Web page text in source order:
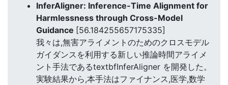
InferAligner: Inference-Time Alignment for
Harmlessness through Cross-Model
Guidance [56.184255657175335]
我々は,無害アライメントのためのクロスモデル
ガイダンスを利用する新しい推論時間アライメ
ント手法であるtextbfInferAligner を開発した。
実験結果から,本手法はファイナンス,医学,数学